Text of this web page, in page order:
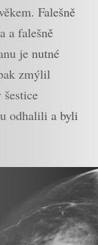
Falešně
a falešně
je nutné
zmýlil
odhalili a byli